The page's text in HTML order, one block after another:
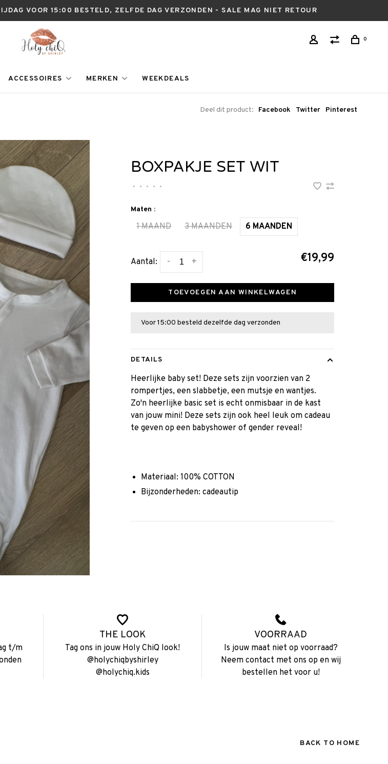
VOOR 15:00 BESTELD, ZELFDE DAG VERZONDEN - SALE MAG NIET RETOUR
0
ACCESSOIRES MERKEN WEEKDEALS
Deel dit product: Facebook Twitter Pinterest
BOXPAKJE SET WIT
• • • • •
Maten :
1 MAAND 3 MAANDEN 6 MAANDEN
Aantal: +
- €19,99
TOEVOEGEN AAN WINKELWAGEN
Voor 15:00 besteld dezelfde dag verzonden
DETAILS
Heerlijke baby set! Deze sets zijn voorzien van 2
rompertjes, een slabbetje, een mutsje en wantjes.
Zo'n heerlijke basic set is echt onmisbaar in de kast
van jouw mini! Deze sets zijn ook heel leuk om cadeau
te geven op een babyshower of gender reveal!
Materiaal: 100% COTTON
Bijzonderheden: cadeautip
t/m
THE LOOK
Tag ons in jouw Holy ChiQ look!
@holychiqbyshirley
@holychiq.kids
VOORRAAD
Is jouw maat niet op voorraad?
Neem contact met ons op en wij
bestellen het voor u!
BACK TO HOME